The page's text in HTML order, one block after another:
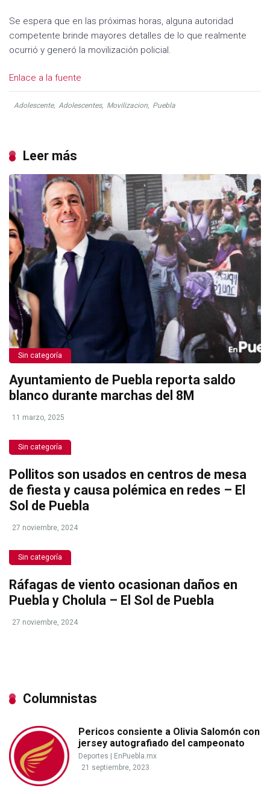
Se espera que en las próximas horas, alguna autoridad
competente brinde mayores detalles de lo que realmente
ocurrió y generó la movilización policial.
Enlace a la fuente
Adolescente, Adolescentes, Movilizacion, Puebla
Leer más
Sin categoría
Ayuntamiento de Puebla reporta saldo
blanco durante marchas del 8M
11 marzo, 2025
Sin categoría
Pollitos son usados en centros de mesa
de fiesta y causa polémica en redes – El
Sol de Puebla
27 noviembre, 2024
Sin categoría
Ráfagas de viento ocasionan daños en
Puebla y Cholula – El Sol de Puebla
27 noviembre, 2024
Columnistas
Pericos consiente a Olivia Salomón con
jersey autografiado del campeonato
Deportes | EnPuebla.mx
21 septiembre, 2023